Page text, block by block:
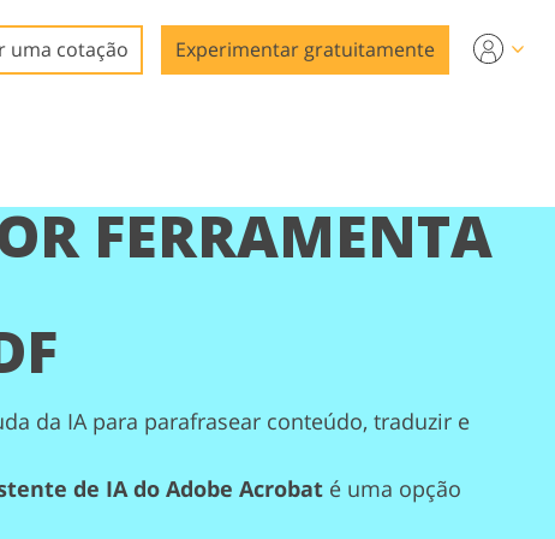
uma cotação Experimentar gratuitamente
FERRAMENTA
da IA para parafrasear conteúdo, traduzir e
de IA do Adobe Acrobat é uma opção